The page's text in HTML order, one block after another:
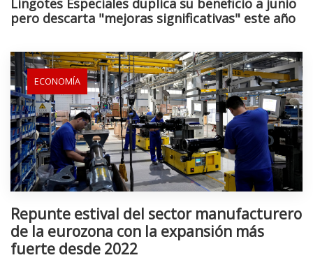
Lingotes Especiales duplica su beneficio a junio
pero descarta "mejoras significativas" este año
ECONOMÍA
Repunte estival del sector manufacturero
de la eurozona con la expansión más
fuerte desde 2022